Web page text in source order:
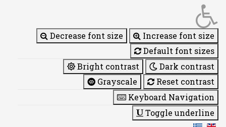
Decrease font size
Increase font size
Default font sizes
Bright contrast
Dark contrast
Grayscale
Reset contrast
Keyboard Navigation
Toggle underline